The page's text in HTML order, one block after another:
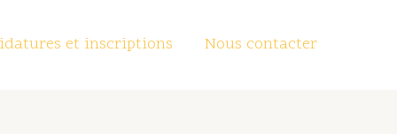
et inscriptions Nous contacter